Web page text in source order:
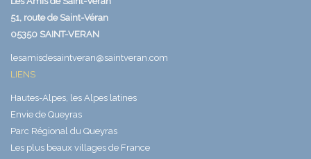
51, route de Saint-Véran
05350 SAINT-VERAN
lesamisdesaintveran@saintveran.com
LIENS
Hautes-Alpes, les Alpes latines
Envie de Queyras
Parc Régional du Queyras
Les plus beaux villages de France